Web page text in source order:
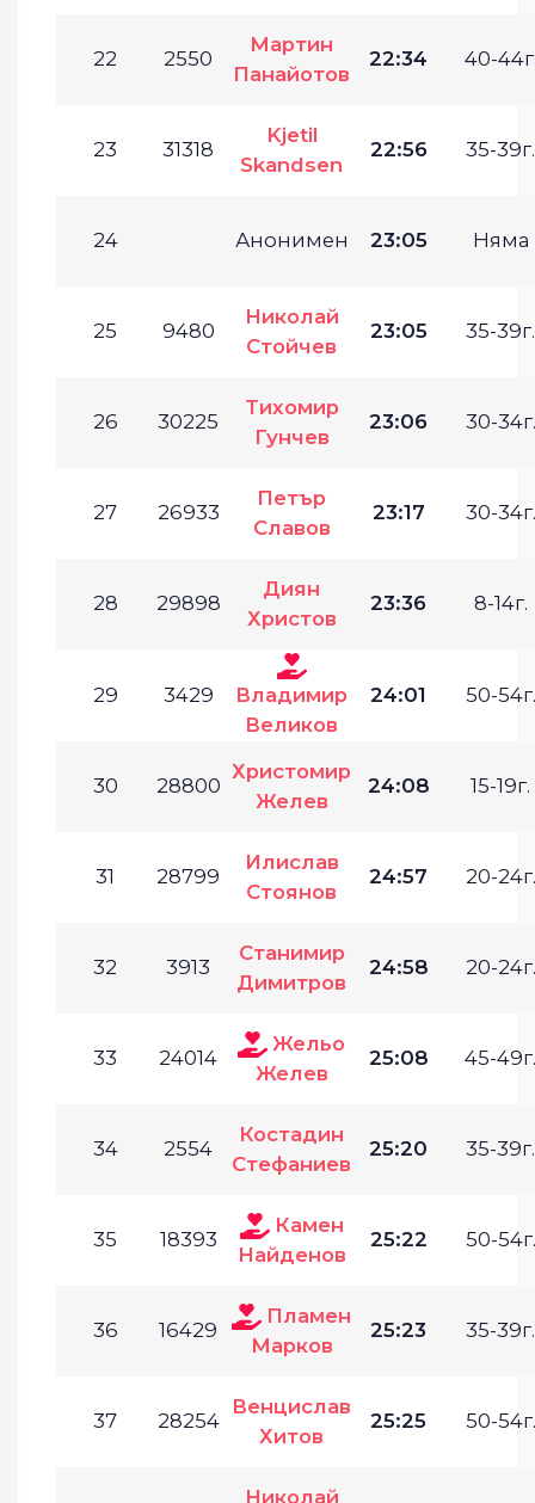
22 2550
Мартин
Панайотов
22:34 40-
23 31318
Kjetil
Skandsen
22:56 35-39г.
24 Анонимен 23:05 Няма
25 9480
Николай
Стойчев
23:05 35-39г.
26 30225
Тихомир
Гунчев
23:06 30-34г.
27 26933
Петър
Славов
23:17 30-34г.
28 29898
Диян
Христов
23:36 8-14г.
29 3429
Владимир
Великов
24:01 50-54г.
30 28800
Христомир
Желев
24:08 15-19г.
31 28799
Илислав
Стоянов
24:57 20-24г.
32 3913
Станимир
Димитров
24:58 20-24г.
33 24014
Жельо
Желев
25:08 45-49г.
34 2554
Костадин
Стефаниев
25:20 35-39г.
35 18393
Камен
Найденов
25:22 50-54г.
36 16429
Пламен
Марков
25:23 35-39г.
37 28254
Венцислав
Хитов
25:25 50-54г.
Николай